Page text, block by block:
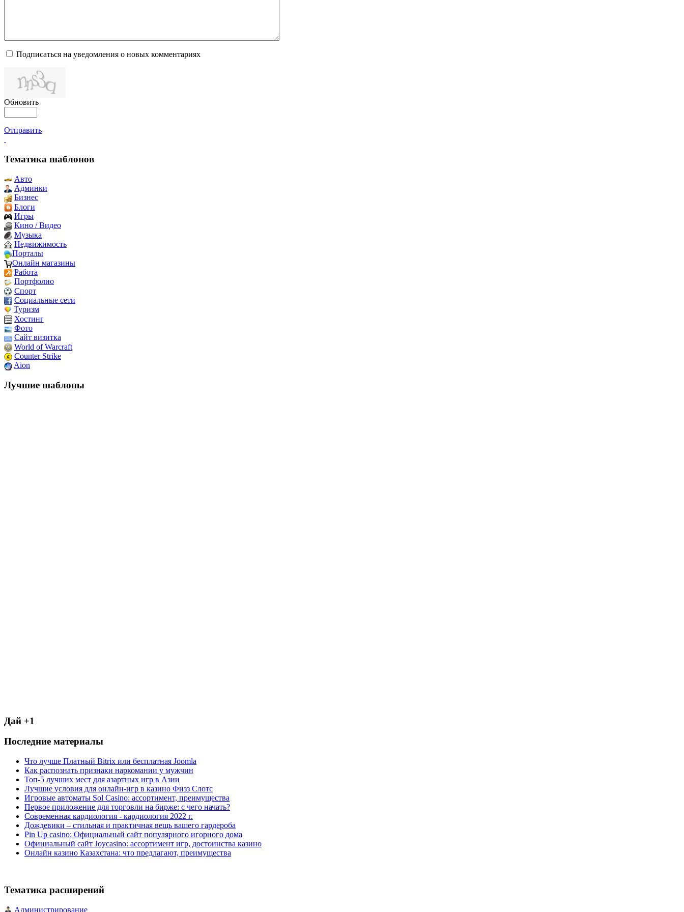
Подписаться на уведомления о новых комментариях
Обновить
Отправить
Тематика шаблонов
Авто
Админки
Бизнес
Блоги
Игры
Кино / Видео
Музыка
Недвижимость
Порталы
Онлайн магазины
Работа
Портфолио
Спорт
Социальные сети
Туризм
Хостинг
Фото
Сайт визитка
World of Warcraft
Counter Strike
Aion
Лучшие шаблоны
Дай +1
Последние материалы
Что лучше Платный Bitrix или бесплатная Joomla
Как распознать признаки наркомании у мужчин
Топ-5 лучших мест для азартных игр в Азии
Лучшие условия для онлайн-игр в казино Физз Слотс
Игровые автоматы Sol Casino: ассортимент, преимущества
Первое приложение для торговли на бирже: с чего начать?
Современная кардиология - кардиология 2022 г.
Дождевики – стильная и практичная вещь вашего гардероба
Pin Up casino: Официальный сайт популярного игорного дома
Официальный сайт Joycasino: ассортимент игр, достоинства казино
Онлайн казино Казахстана: что предлагают, преимущества
Тематика расширений
Администрирование